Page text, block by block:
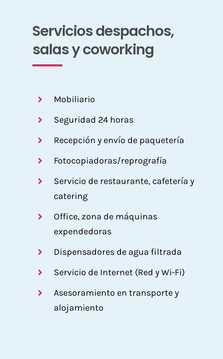
Servicios despachos,
salas y coworking
Mobiliario
Seguridad 24 horas
Recepción y envío de paquetería
Fotocopiadoras/reprografía
Servicio de restaurante, cafetería y
catering
Office, zona de máquinas
expendedoras
Dispensadores de agua filtrada
Servicio de Internet (Red y Wi-Fi)
Asesoramiento en transporte y
alojamiento